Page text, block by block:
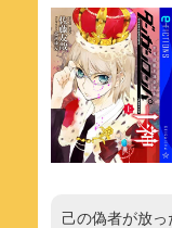
己の偽者が放っ